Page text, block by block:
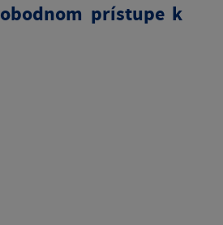
prístupe k